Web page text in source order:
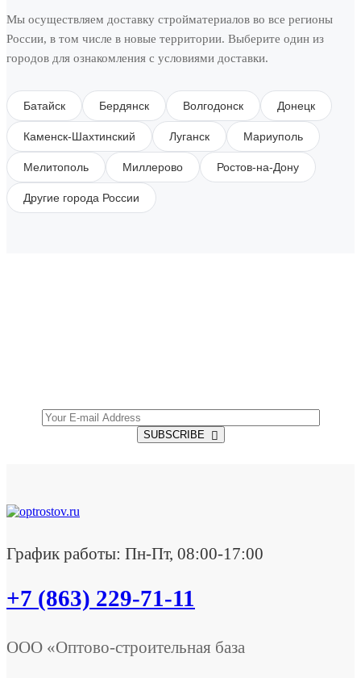
Мы осуществляем доставку стройматериалов во все регионы
России, в том числе в новые территории. Выберите один из
городов для ознакомления с условиями доставки.
Батайск Бердянск Волгодонск Донецк
Каменск-Шахтинский Луганск Мариуполь
Мелитополь Миллерово Ростов-на-Дону
Другие города России
SUBSCRIBE
График работы: Пн-Пт, 08:00-17:00
+7 (863) 229-71-11
ООО «Оптово-строительная база